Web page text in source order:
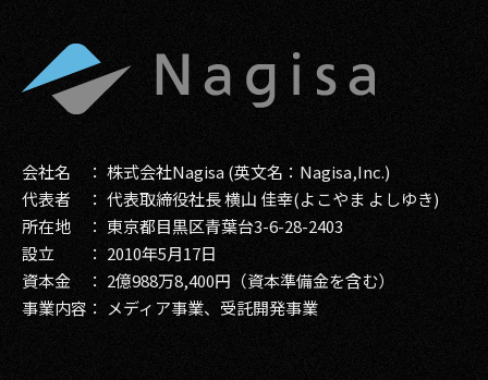
2012
2010
2009
会社名 ： 株式会社Nagisa (英文名：Nagisa,Inc.)
代表者 ： 代表取締役社長 横山 佳幸(よこやま よしゆき)
所在地 ： 東京都目黒区青葉台3-6-28-2403
設立 ： 2010年5月17日
資本金 ： 2億988万8,400円（資本準備金を含む）
事業内容： メディア事業、受託開発事業